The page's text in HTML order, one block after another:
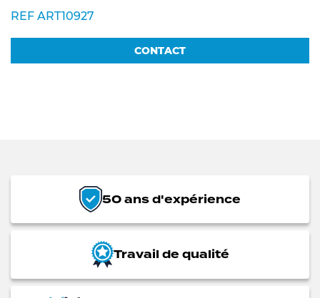
REF ART10927
CONTACT
50 ans d'expérience
Travail de qualité